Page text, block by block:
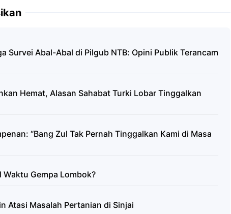
Survei Abal-Abal di Pilgub NTB: Opini Publik Terancam
Hemat, Alasan Sahabat Turki Lobar Tinggalkan
“Bang Zul Tak Pernah Tinggalkan Kami di Masa
Waktu Gempa Lombok?
Atasi Masalah Pertanian di Sinjai